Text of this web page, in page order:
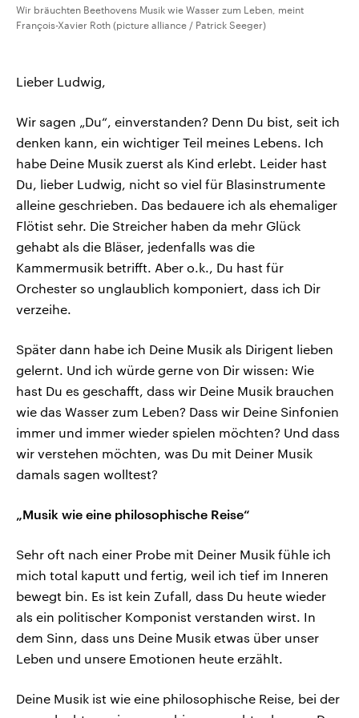
Wir bräuchten Beethovens Musik wie Wasser zum Leben, meint
François-Xavier Roth (picture alliance / Patrick Seeger)
Lieber Ludwig,
Wir sagen „Du“, einverstanden? Denn Du bist, seit ich
denken kann, ein wichtiger Teil meines Lebens. Ich
habe Deine Musik zuerst als Kind erlebt. Leider hast
Du, lieber Ludwig, nicht so viel für Blasinstrumente
alleine geschrieben. Das bedauere ich als ehemaliger
Flötist sehr. Die Streicher haben da mehr Glück
gehabt als die Bläser, jedenfalls was die
Kammermusik betrifft. Aber o.k., Du hast für
Orchester so unglaublich komponiert, dass ich Dir
verzeihe.
Später dann habe ich Deine Musik als Dirigent lieben
gelernt. Und ich würde gerne von Dir wissen: Wie
hast Du es geschafft, dass wir Deine Musik brauchen
wie das Wasser zum Leben? Dass wir Deine Sinfonien
immer und immer wieder spielen möchten? Und dass
wir verstehen möchten, was Du mit Deiner Musik
damals sagen wolltest?
„Musik wie eine philosophische Reise“
Sehr oft nach einer Probe mit Deiner Musik fühle ich
mich total kaputt und fertig, weil ich tief im Inneren
bewegt bin. Es ist kein Zufall, dass Du heute wieder
als ein politischer Komponist verstanden wirst. In
dem Sinn, dass uns Deine Musik etwas über unser
Leben und unsere Emotionen heute erzählt.
Deine Musik ist wie eine philosophische Reise, bei der